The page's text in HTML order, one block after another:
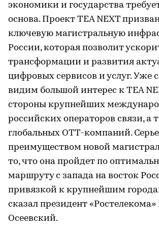
экономики и государства
основа. Проект TEA NEXT
ключевую магистральную
России, которая позволит
трансформации и развития
цифровых сервисов и услуг. Уже
видим большой интерес к TEA
стороны крупнейших
российских операторов связи, а
глобальных ОТТ-компаний.
преимуществом новой
то, что она пройдет по
маршруту с запада на восток
привязкой к крупнейшим
сказал президент
Осеевский.